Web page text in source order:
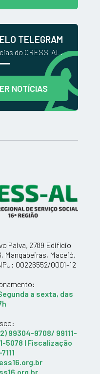
TELEGRAM
do CRESS-AL.
NOTÍCIAS
Paiva, 2789 Edifício
Mangabeiras, Maceió,
00226552/0001-12
a sexta, das
99304-9708/ 99111-
5078 | Fiscalização